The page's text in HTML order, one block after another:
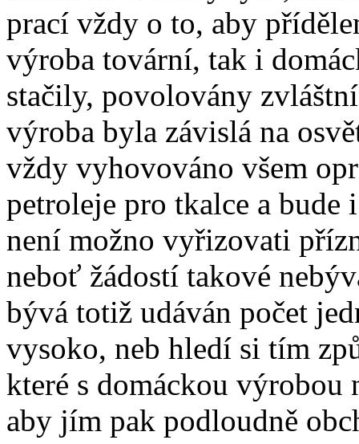
prací vždy o to, aby
výroba tovární, tak i
stačily, povolovány
výroba byla závislá na
vždy vyhovováno všem
petroleje pro tkalce a bude
není možno vyřizovati
neboť žádostí takové
bývá totiž udáván počet
vysoko, neb hledí si tím
které s domáckou výrobou
aby jím pak podloudně